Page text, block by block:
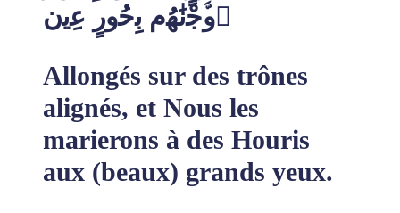
وﱠﺟْﻧَٰﮭُم ﺑِﺣُورٍ ﻋِﯾن ٍ
Allongés sur des trônes
alignés, et Nous les
marierons à des Houris
aux (beaux) grands yeux.